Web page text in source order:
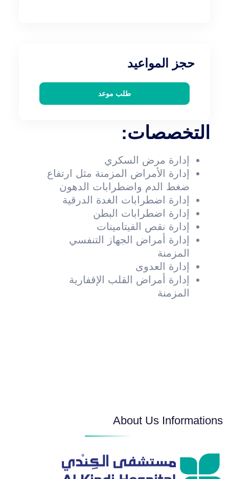
حجز المواعيد
طلب موعد
التخصصات:
إدارة مرض السكري
إدارة الأمراض المزمنة مثل ارتفاع
ضغط الدم واضطرابات الدهون
إدارة اضطرابات الغدة الدرقية
إدارة اضطرابات البطن
إدارة نقص الفيتامينات
إدارة أمراض الجهاز التنفسي
المزمنة
إدارة العدوى
إدارة أمراض القلب الإقفارية
المزمنة
About Us Informations